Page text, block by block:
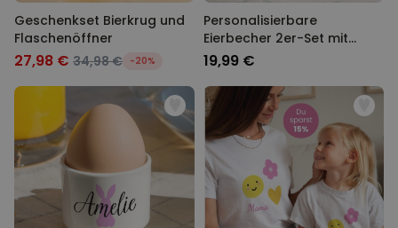
Geschenkset Bierkrug und
Flaschenöffner
27,98 € 34,98 € -20%
Personalisierbare
Eierbecher 2er-Set mit
Monogramm
19,99 €